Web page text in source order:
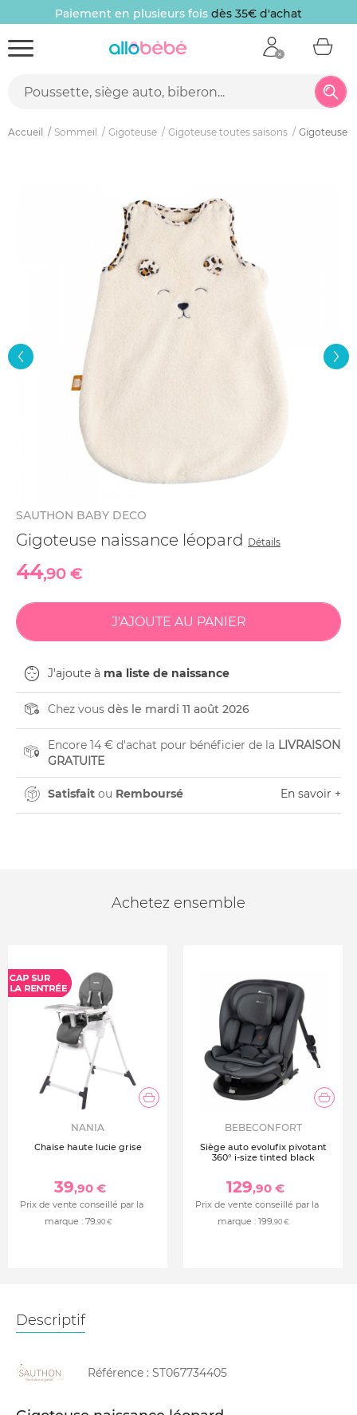
Paiement en plusieurs fois dès 35€ d'achat
Accueil Sommeil Gigoteuse Gigoteuse toutes saisons Gigoteuse
SAUTHON BABY DECO
Gigoteuse naissance léopard Détails
44,90 €
J'ajoute à ma liste de naissance
Chez vous dès le mardi 11 août 2026
Encore 14 € d'achat pour bénéficier de la LIVRAISON
GRATUITE
Satisfait ou Remboursé En savoir +
Achetez ensemble
NANIA
Chaise haute lucie grise
39,90 €
Prix de vente conseillé par la
marque : 79,90 €
BEBECONFORT
Siège auto evolufix pivotant
360° i-size tinted black
129,90 €
Prix de vente conseillé par la
marque : 199,90 €
Descriptif
Référence : ST067734405